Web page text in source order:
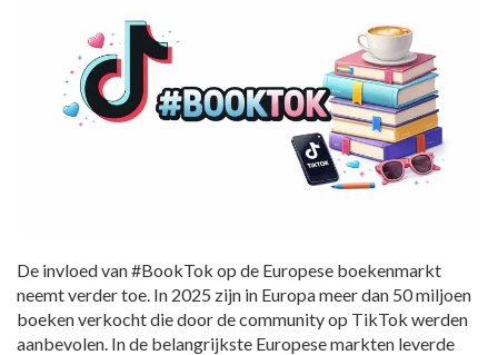
De invloed van #BookTok op de Europese boekenmarkt
neemt verder toe. In 2025 zijn in Europa meer dan 50 miljoen
boeken verkocht die door de community op TikTok werden
aanbevolen. In de belangrijkste Europese markten leverde